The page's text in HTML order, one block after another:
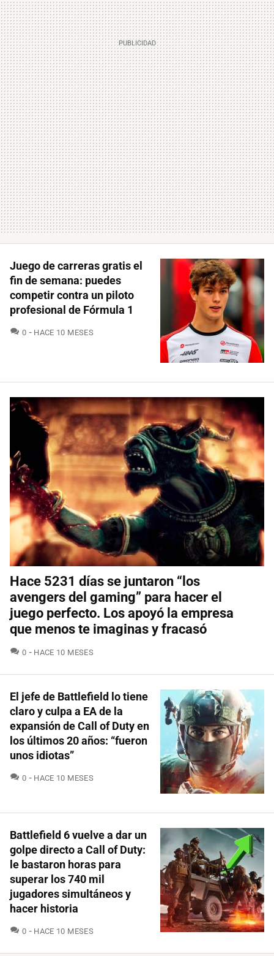
Juego de carreras gratis el
fin de semana: puedes
competir contra un piloto
profesional de Fórmula 1
0 COMENTARIOS
HACE 10 MESES
Hace 5231 días se juntaron “los
avengers del gaming” para hacer el
juego perfecto. Los apoyó la empresa
que menos te imaginas y fracasó
0 COMENTARIOS
HACE 10 MESES
El jefe de Battlefield lo tiene
claro y culpa a EA de la
expansión de Call of Duty en
los últimos 20 años: “fueron
unos idiotas”
0 COMENTARIOS
HACE 10 MESES
Battlefield 6 vuelve a dar un
golpe directo a Call of Duty:
le bastaron horas para
superar los 740 mil
jugadores simultáneos y
hacer historia
0 COMENTARIOS
HACE 10 MESES